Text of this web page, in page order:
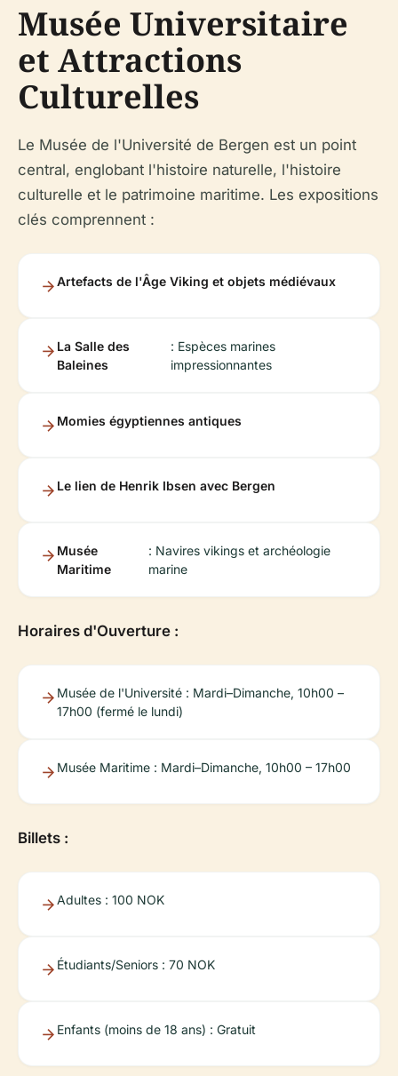
Musée Universitaire
et Attractions
Culturelles
Le Musée de l'Université de Bergen est un point
central, englobant l'histoire naturelle, l'histoire
culturelle et le patrimoine maritime. Les expositions
clés comprennent :
Artefacts de l'Âge Viking et objets médiévaux
La Salle des
Baleines
: Espèces marines
impressionnantes
Momies égyptiennes antiques
Le lien de Henrik Ibsen avec Bergen
Musée
Maritime
: Navires vikings et archéologie
marine
Horaires d'Ouverture :
Musée de l'Université : Mardi–Dimanche, 10h00 –
17h00 (fermé le lundi)
Musée Maritime : Mardi–Dimanche, 10h00 – 17h00
Billets :
Adultes : 100 NOK
Étudiants/Seniors : 70 NOK
Enfants (moins de 18 ans) : Gratuit